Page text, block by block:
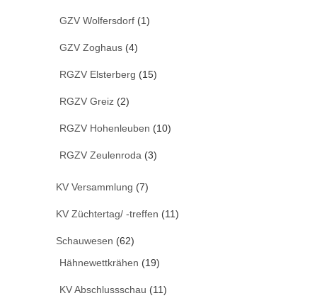
GZV Wolfersdorf (1)
GZV Zoghaus (4)
RGZV Elsterberg (15)
RGZV Greiz (2)
RGZV Hohenleuben (10)
RGZV Zeulenroda (3)
KV Versammlung (7)
KV Züchtertag/ -treffen (11)
Schauwesen (62)
Hähnewettkrähen (19)
KV Abschlussschau (11)